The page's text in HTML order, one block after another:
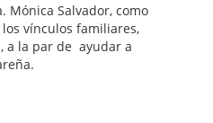
Mónica Salvador, como
vínculos familiares,
a la par de ayudar a